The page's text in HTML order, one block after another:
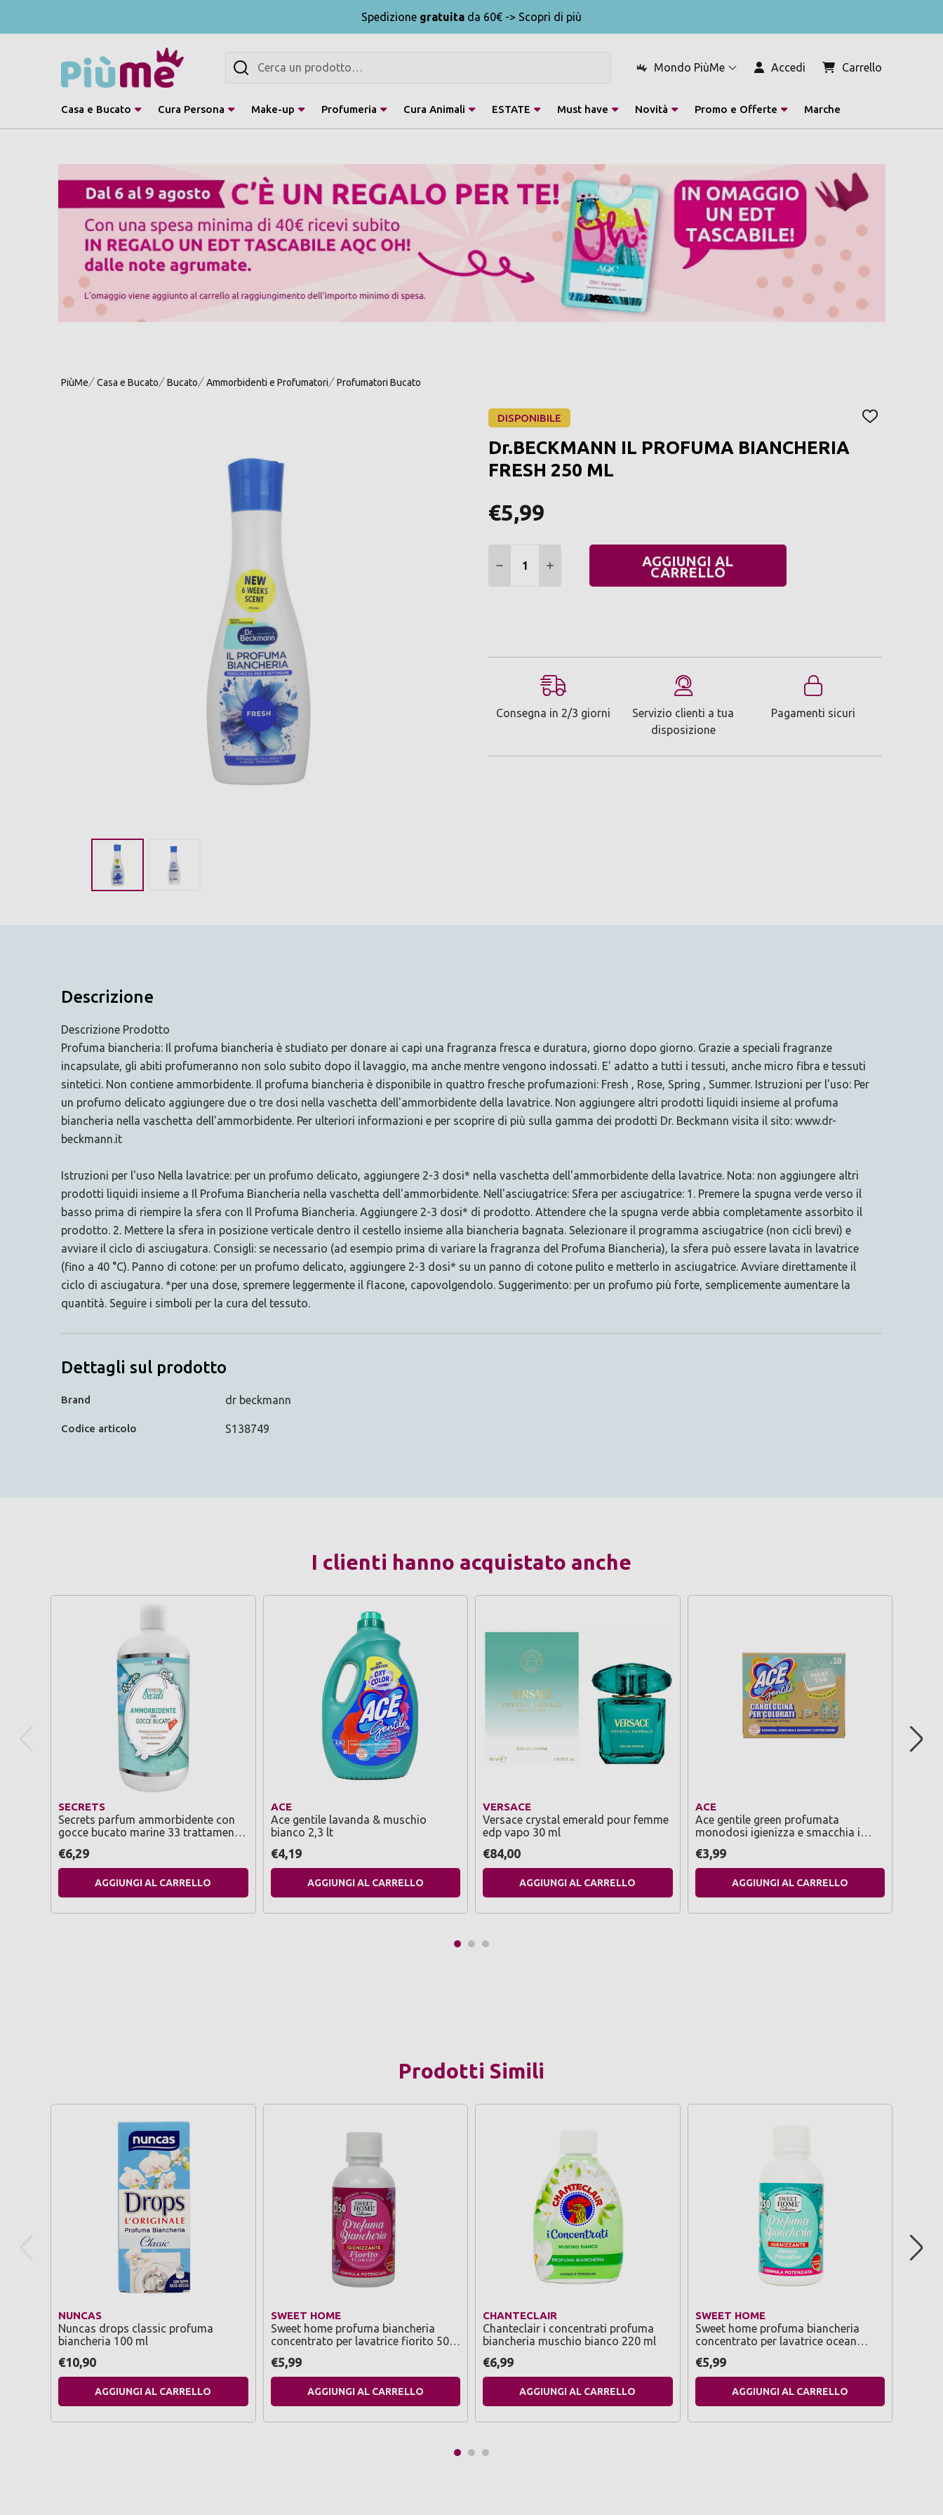
Spedizione gratuita da 60€ -> Scopri di più
Mondo PiùMe Accedi Carrello
Cerca
Casa e Bucato Cura Persona Make-up Profumeria Cura Animali ESTATE Must have Novità Promo e Offerte Marche
PiùMe Casa e Bucato Bucato Ammorbidenti e Profumatori Profumatori Bucato
DISPONIBILE
AGGIUNGI
Dr.BECKMANN IL PROFUMA BIANCHERIA
FRESH 250 ML
€5,99
DIMINUIRE QUANTITÀ:
AUMENTARE QUANTITÀ:AGGIUNGI AL
CARRELLO
Consegna in 2/3 giorni
Servizio clienti a tua
disposizione
Pagamenti sicuri
Descrizione
Descrizione Prodotto
Profuma biancheria: Il profuma biancheria è studiato per donare ai capi una fragranza fresca e duratura, giorno dopo giorno. Grazie a speciali fragranze
incapsulate, gli abiti profumeranno non solo subito dopo il lavaggio, ma anche mentre vengono indossati. E' adatto a tutti i tessuti, anche micro fibra e tessuti
sintetici. Non contiene ammorbidente. Il profuma biancheria è disponibile in quattro fresche profumazioni: Fresh , Rose, Spring , Summer. Istruzioni per l'uso: Per
un profumo delicato aggiungere due o tre dosi nella vaschetta dell'ammorbidente della lavatrice. Non aggiungere altri prodotti liquidi insieme al profuma
biancheria nella vaschetta dell'ammorbidente. Per ulteriori informazioni e per scoprire di più sulla gamma dei prodotti Dr. Beckmann visita il sito: www.dr-
beckmann.it
Istruzioni per l'uso Nella lavatrice: per un profumo delicato, aggiungere 2-3 dosi* nella vaschetta dell'ammorbidente della lavatrice. Nota: non aggiungere altri
prodotti liquidi insieme a Il Profuma Biancheria nella vaschetta dell'ammorbidente. Nell'asciugatrice: Sfera per asciugatrice: 1. Premere la spugna verde verso il
basso prima di riempire la sfera con Il Profuma Biancheria. Aggiungere 2-3 dosi* di prodotto. Attendere che la spugna verde abbia completamente assorbito il
prodotto. 2. Mettere la sfera in posizione verticale dentro il cestello insieme alla biancheria bagnata. Selezionare il programma asciugatrice (non cicli brevi) e
avviare il ciclo di asciugatura. Consigli: se necessario (ad esempio prima di variare la fragranza del Profuma Biancheria), la sfera può essere lavata in lavatrice
(fino a 40 °C). Panno di cotone: per un profumo delicato, aggiungere 2-3 dosi* su un panno di cotone pulito e metterlo in asciugatrice. Avviare direttamente il
ciclo di asciugatura. *per una dose, spremere leggermente il flacone, capovolgendolo. Suggerimento: per un profumo più forte, semplicemente aumentare la
quantità. Seguire i simboli per la cura del tessuto.
Dettagli sul prodotto
Brand dr beckmann
Codice articolo S138749
I clienti hanno acquistato anche
SECRETS
Secrets parfum ammorbidente con
gocce bucato marine 33 trattamenti
€6,29
AGGIUNGI AL CARRELLO
ACE
Ace gentile lavanda & muschio
bianco 2,3 lt
€4,19
AGGIUNGI AL CARRELLO
VERSACE
Versace crystal emerald pour femme
edp vapo 30 ml
€84,00
AGGIUNGI AL CARRELLO
ACE
Ace gentile green profumata
monodosi igienizza e smacchia i
€3,99
AGGIUNGI AL CARRELLO
Prodotti Simili
NUNCAS
Nuncas drops classic profuma
biancheria 100 ml
€10,90
AGGIUNGI AL CARRELLO
SWEET HOME
Sweet home profuma biancheria
concentrato per lavatrice fiorito 50
€5,99
AGGIUNGI AL CARRELLO
CHANTECLAIR
Chanteclair i concentrati profuma
biancheria muschio bianco 220 ml
€6,99
AGGIUNGI AL CARRELLO
SWEET HOME
Sweet home profuma biancheria
concentrato per lavatrice ocean
igienizzante
€5,99
AGGIUNGI AL CARRELLO